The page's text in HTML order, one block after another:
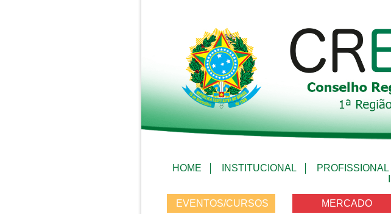
HOME INSTITUCIONAL PROFISSIONAL
EVENTOS/CURSOS MERCADO